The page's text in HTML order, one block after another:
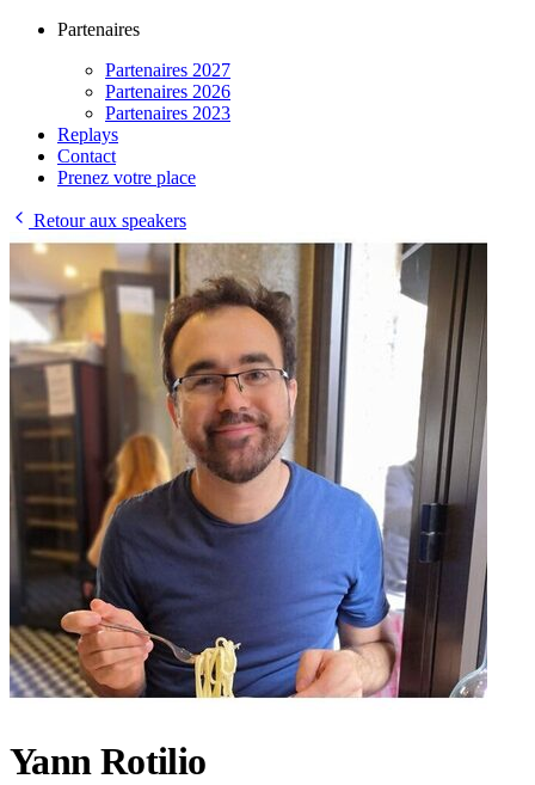
Partenaires
Partenaires 2027
Partenaires 2026
Partenaires 2023
Replays
Contact
Prenez votre place
Retour aux speakers
Yann Rotilio